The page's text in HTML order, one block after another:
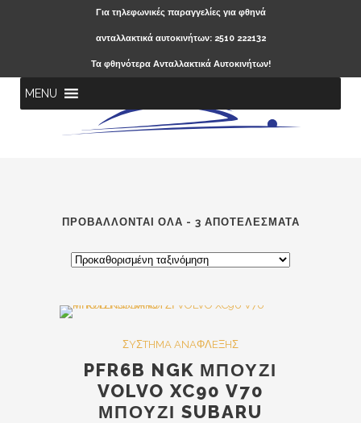
Για τηλεφωνικές παραγγελίες για φθηνά
ανταλλακτικά αυτοκινήτων: 2510 222132
Τα φθηνότερα Ανταλλακτικά Αυτοκινήτων!
MENU
ΠΡΟΒΆΛΛΟΝΤΑΙ ΌΛΑ - 3 ΑΠΟΤΕΛΈΣΜΑΤΑ
ΣYΣTHMA ANAΦΛEΞHΣ
PFR6B NGK ΜΠΟΥΖΙ
VOLVO XC90 V70
ΜΠΟΥΖΙ SUBARU